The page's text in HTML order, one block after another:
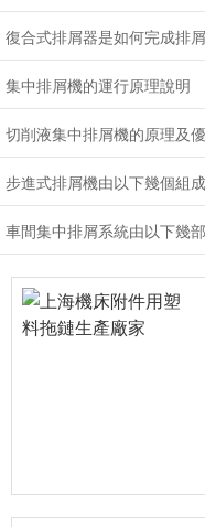
復合式排屑器是如何完成排
集中排屑機的運行原理說明
切削液集中排屑機的原理及
步進式排屑機由以下幾個組
車間集中排屑系統由以下幾